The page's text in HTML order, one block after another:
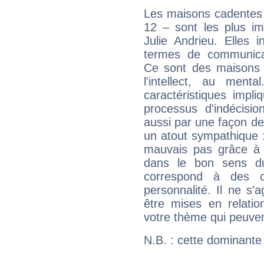
Les maisons
12 – sont les plus
Julie Andrieu. Elles
termes de
Ce sont des
l'intellect, au
caractéristiques
processus
aussi par une façon
un atout
mauvais pas grâce
dans le bon sens
correspond à des
personnalité. Il ne
être mises en
votre thème qui
N.B. : cette